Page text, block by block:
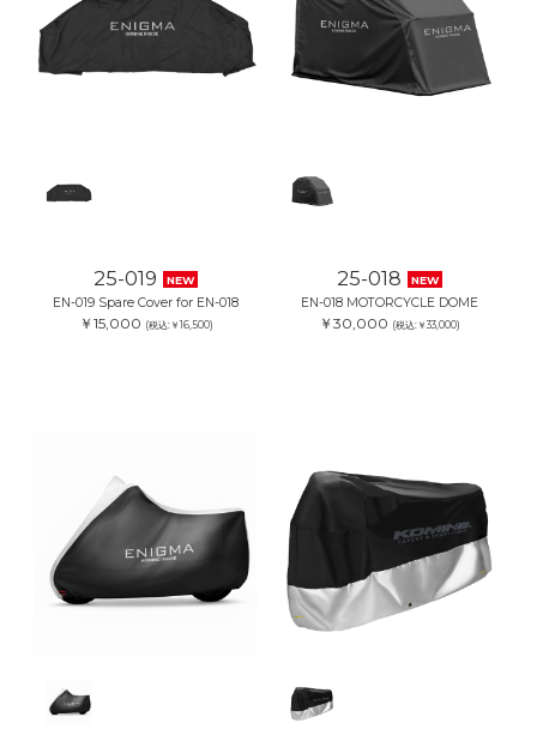
25-019 NEW
EN-019 Spare Cover for EN-018
￥15,000 (税込:￥16,500)
25-018 NEW
EN-018 MOTORCYCLE DOME
￥30,000 (税込:￥33,000)